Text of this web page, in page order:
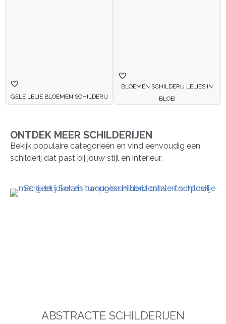
GELE LELIE BLOEMEN SCHILDERIJ
BLOEMEN SCHILDERIJ LELIES IN
BLOEI
ONTDEK MEER SCHILDERIJEN
Bekijk populaire categorieën en vind eenvoudig een
schilderij dat past bij jouw stijl en interieur.
ABSTRACTE SCHILDERIJEN